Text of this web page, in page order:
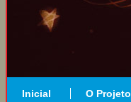
Inicial O Projeto